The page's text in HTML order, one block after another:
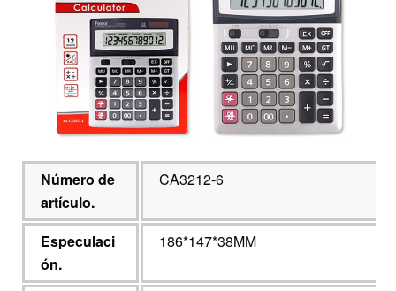
Número de
artículo.
CA3212-6
Especulaci
ón.
186*147*38MM